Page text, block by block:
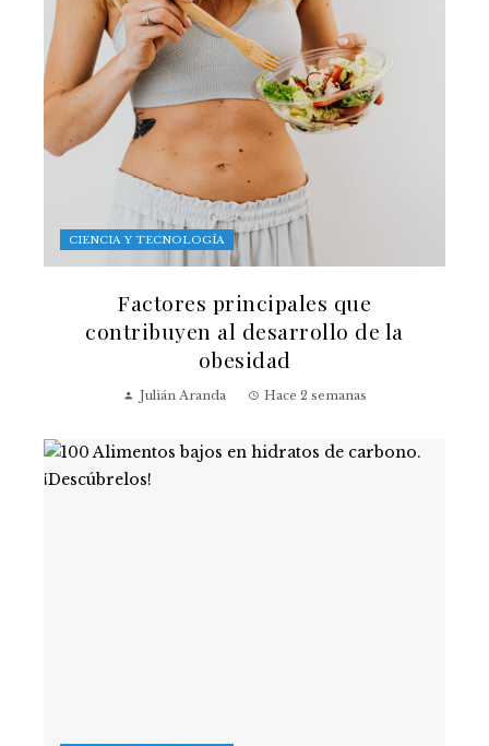
CIENCIA Y TECNOLOGÍA
Factores principales que
contribuyen al desarrollo de la
obesidad
Julián Aranda Hace 2 semanas